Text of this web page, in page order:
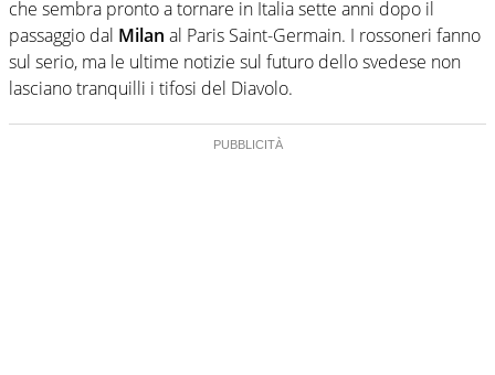
che sembra pronto a tornare in Italia sette anni dopo il
passaggio dal Milan al Paris Saint-Germain. I rossoneri fanno
sul serio, ma le ultime notizie sul futuro dello svedese non
lasciano tranquilli i tifosi del Diavolo.